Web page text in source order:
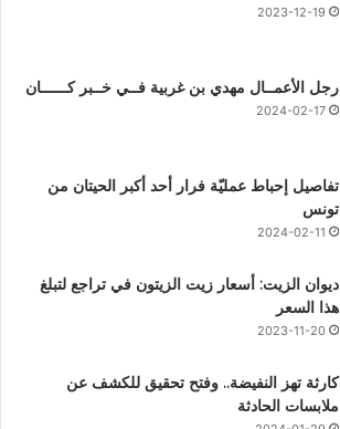
2023-12-19
رجل الأعمــال مهدي بن غربية فــي خــبر كــــــان
2024-02-17
تفاصيل إحباط عمليّة فرار أحد أكبر الحيتان من
تونس
2024-02-11
ديوان الزيت: أسعار زيت الزيتون في تراجع لتبلغ
هذا السعر
2023-11-20
كارثة تهز النفيضة.. وفتح تحقيق للكشف عن
ملابسات الحادثة